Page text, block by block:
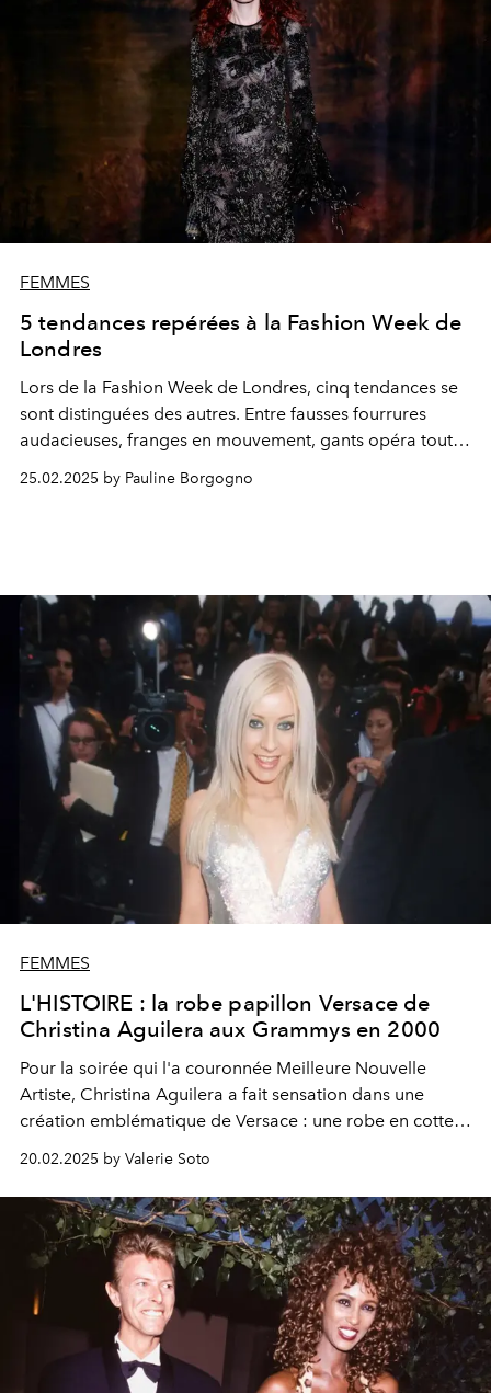
FEMMES
5 tendances repérées à la Fashion Week de
Londres
Lors de la Fashion Week de Londres, cinq tendances se
sont distinguées des autres. Entre fausses fourrures
audacieuses, franges en mouvement, gants opéra tout
en élégance, dentelle réinventée et manteaux croisés
structurés, les créateurs fusionnent tradition et
25.02.2025 by Pauline Borgogno
FEMMES
L'HISTOIRE : la robe papillon Versace de
Christina Aguilera aux Grammys en 2000
Pour la soirée qui l'a couronnée Meilleure Nouvelle
Artiste, Christina Aguilera a fait sensation dans une
création emblématique de Versace : une robe en cotte
de mailles au décolleté plongeant et à l'ourlet
asymétrique, capturant l'esprit audacieux des années
2000.
20.02.2025 by Valerie Soto